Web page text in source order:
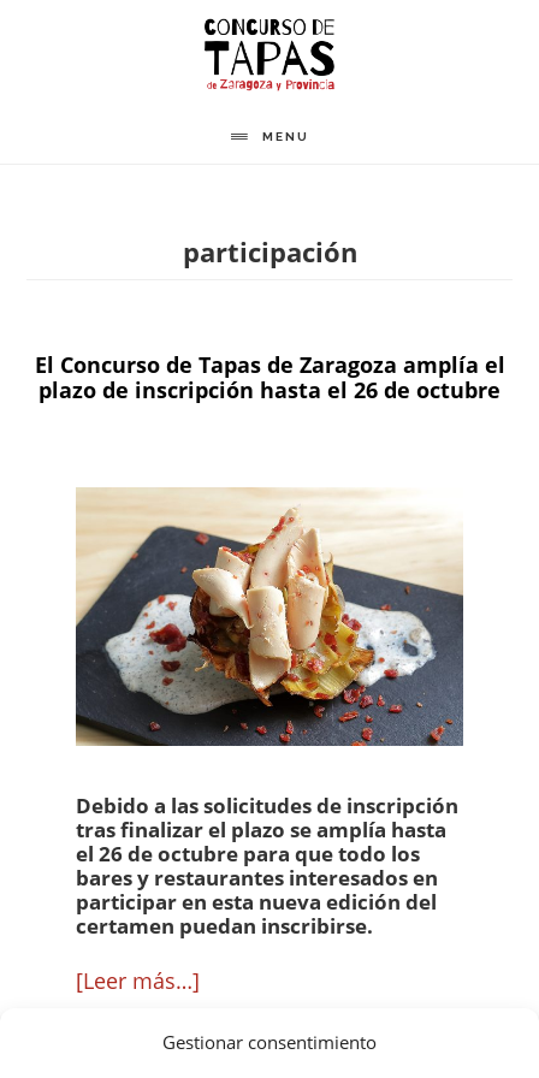
Gestionar consentimiento
MENU
participación
El Concurso de Tapas de Zaragoza amplía el
plazo de inscripción hasta el 26 de octubre
Debido a las solicitudes de inscripción
tras finalizar el plazo se amplía hasta
el 26 de octubre para que todo los
bares y restaurantes interesados en
participar en esta nueva edición del
certamen puedan inscribirse.
[Leer más…]acerca
El